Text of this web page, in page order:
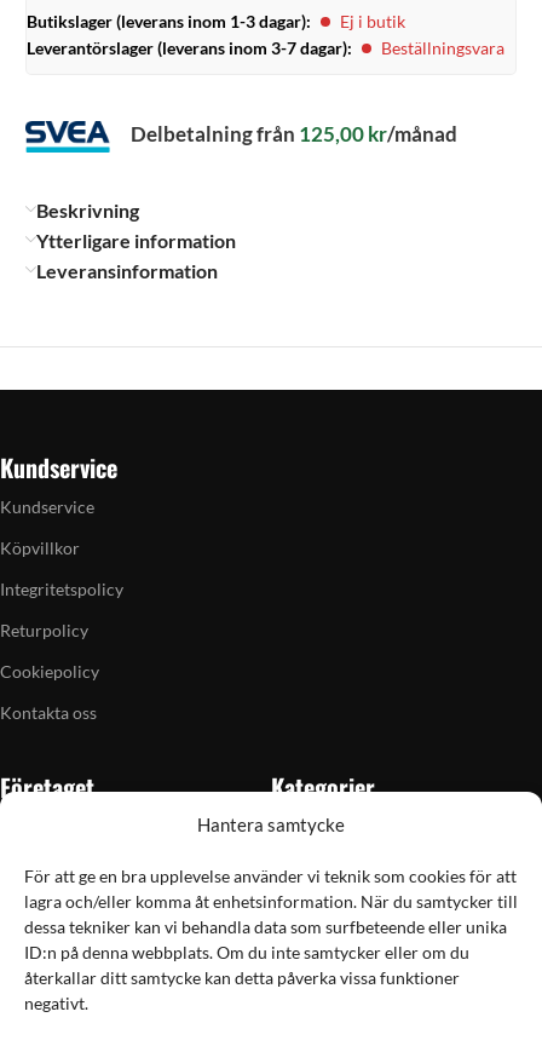
Hantera samtycke
För att ge en bra upplevelse använder vi teknik som cookies för att
lagra och/eller komma åt enhetsinformation. När du samtycker till
dessa tekniker kan vi behandla data som surfbeteende eller unika
ID:n på denna webbplats. Om du inte samtycker eller om du
återkallar ditt samtycke kan detta påverka vissa funktioner
negativt.
Butikslager (leverans inom 1-3 dagar):
Ej i butik
Leverantörslager (leverans inom 3-7 dagar):
Beställningsvara
Delbetalning från 125,00kr/månad
Beskrivning
Ytterligare information
Leveransinformation
Kundservice
Kundservice
Köpvillkor
Integritetspolicy
Returpolicy
Cookiepolicy
Kontakta oss
Företaget
Butiken i Vellinge
Artiklar
Grain till gram-kalkylator
Kampanjer
Kategorier
Skytte
Jakt & fiske
Handladdning
Optik
Utrustning